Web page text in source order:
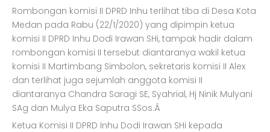
Rombongan komisi II DPRD Inhu terlihat tiba di Desa Kota
Medan pada Rabu (22/1/2020) yang dipimpin ketua
komisi II DPRD Inhu Dodi Irawan SHi, tampak hadir dalam
rombongan komisi II tersebut diantaranya wakil ketua
komisi II Martimbang Simbolon, sekretaris komisi II Alex
dan terlihat juga sejumlah anggota komisi II
diantaranya Chandra Saragi SE, Syahrial, Hj Ninik Mulyani
SAg dan Mulya Eka Saputra SSos.Â
Ketua Komisi II DPRD Inhu Dodi Irawan SHi kepada